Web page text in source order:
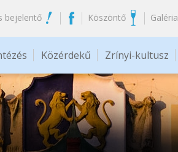
bejelentő Köszöntő Galéria
Közérdekű Zrínyi-kultusz